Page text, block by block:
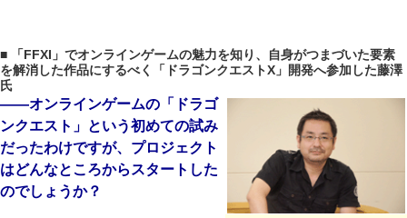
■ 「FFXI」でオンラインゲームの魅力を知り、自身がつまづいた要素
を解消した作品にするべく「ドラゴンクエストX」開発へ参加した藤澤
氏
――オンラインゲームの「ドラゴ
ンクエスト」という初めての試み
だったわけですが、プロジェクト
はどんなところからスタートした
のでしょうか？